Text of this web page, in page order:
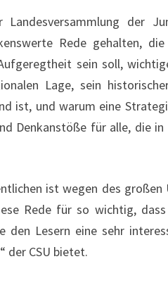
der
Rede gehalten,
sein soll,
Lage, sein
ist, und warum eine
Denkanstöße für alle, die in
ist wegen des
Rede für so wichtig,
den Lesern eine sehr
der CSU bietet.